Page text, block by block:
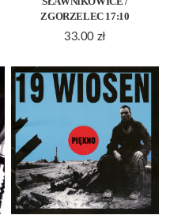
ZGORZELEC 17:10
33.00 zł